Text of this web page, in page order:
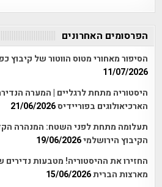
הפרסומים האחרונים
הסיפור מאחורי מטוס הווטור של קיבוץ
11/07/2026
היסטוריה מתחת לרגליים | המערה
הארכיאולוגים בפוריידיס21/06/2026
תעלומה מתחת לפני השטח: המנהרה
הקיבוץ הירושלמי19/06/2026
החזירו את ההיסטוריה! מטבעות
מארצות הברית15/06/2026